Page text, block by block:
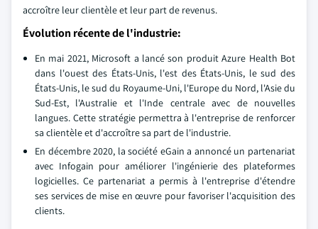
accroître leur clientèle et leur part de revenus.
Évolution récente de l'industrie:
En mai 2021, Microsoft a lancé son produit Azure Health Bot
dans l'ouest des États-Unis, l'est des États-Unis, le sud des
États-Unis, le sud du Royaume-Uni, l'Europe du Nord, l'Asie du
Sud-Est, l'Australie et l'Inde centrale avec de nouvelles
langues. Cette stratégie permettra à l'entreprise de renforcer
sa clientèle et d'accroître sa part de l'industrie.
En décembre 2020, la société eGain a annoncé un partenariat
avec Infogain pour améliorer l'ingénierie des plateformes
logicielles. Ce partenariat a permis à l'entreprise d'étendre
ses services de mise en œuvre pour favoriser l'acquisition des
clients.